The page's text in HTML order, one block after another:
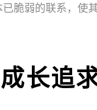
脆弱的联系，使
长追